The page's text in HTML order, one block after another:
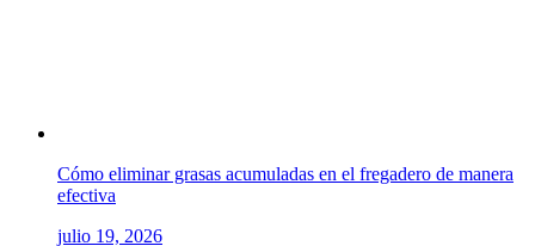
Cómo eliminar grasas acumuladas en el fregadero de manera
efectiva
julio 19, 2026